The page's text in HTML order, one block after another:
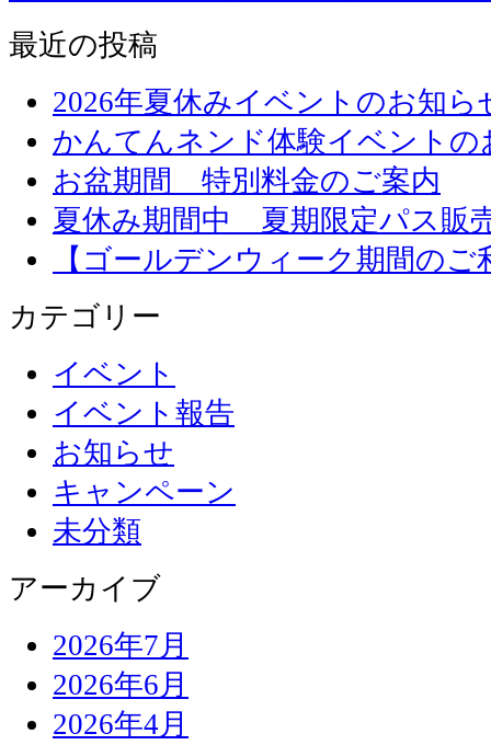
最近の投稿
2026年夏休みイベントのお知
かんてんネンド体験イベント
お盆期間 特別料金のご案内
夏休み期間中 夏期限定パス販
【ゴールデンウィーク期間の
カテゴリー
イベント
イベント報告
お知らせ
キャンペーン
未分類
アーカイブ
2026年7月
2026年6月
2026年4月